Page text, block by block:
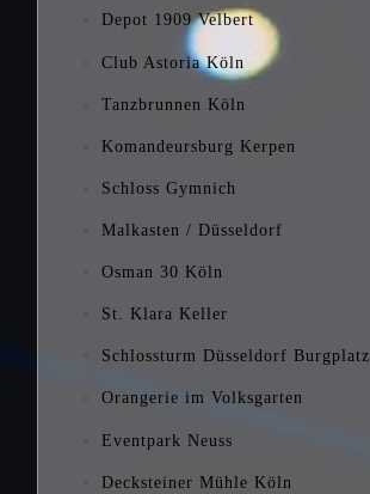
Depot 1909 Velbert
Club Astoria Köln
Tanzbrunnen Köln
Komandeursburg Kerpen
Schloss Gymnich
Malkasten / Düsseldorf
Osman 30 Köln
St. Klara Keller
Schlossturm Düsseldorf Burgplatz
Orangerie im Volksgarten
Eventpark Neuss
Decksteiner Mühle Köln